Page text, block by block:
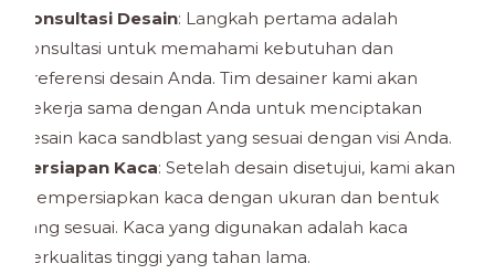
Konsultasi Desain: Langkah pertama adalah
konsultasi untuk memahami kebutuhan dan
preferensi desain Anda. Tim desainer kami akan
bekerja sama dengan Anda untuk menciptakan
desain kaca sandblast yang sesuai dengan visi Anda.
Persiapan Kaca: Setelah desain disetujui, kami akan
mempersiapkan kaca dengan ukuran dan bentuk
yang sesuai. Kaca yang digunakan adalah kaca
berkualitas tinggi yang tahan lama.